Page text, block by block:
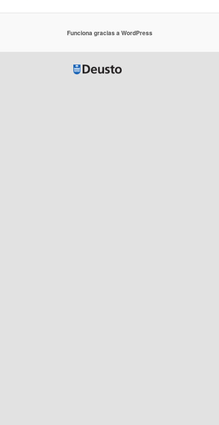
Funciona gracias a WordPress